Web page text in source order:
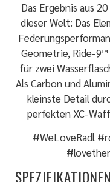
Das Ergebnis aus
dieser Welt: Das
Geometrie, Ride-
für zwei
Als Carbon und
kleinste Detail
perfekten XC-
#WeLoveRadl